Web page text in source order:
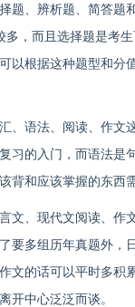
题、辨析题、简答题
，而且选择题是考
以根据这种题型和分
、语法、阅读、作文
习的入门，而语法是
背和应该掌握的东西
文、现代文阅读、作
要多组历年真题外，
文的话可以平时多积
开中心泛泛而谈。